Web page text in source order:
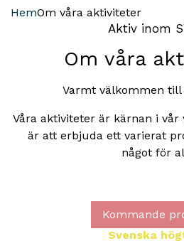
HemOm våra aktiviteter
Aktiv inom
Om våra
Varmt välkommen till
Våra aktiviteter är kärnan i
är att erbjuda ett varierat
något för
Kommande
Svenska